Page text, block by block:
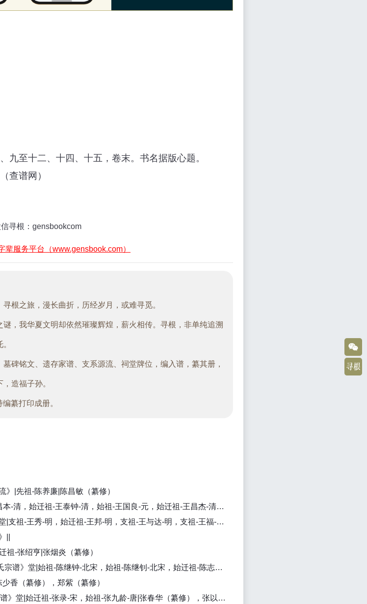
九至十二、十四、十五，卷末。书名据版心题。
查谱网）
寻根：gensbookcom
辈服务平台（www.gensbook.com）
根之旅，漫长曲折，历经岁月，或难寻觅。
，我华夏文明却依然璀璨辉煌，薪火相传。寻根，非单纯追溯
碑铭文、遗存家谱、支系源流、祠堂牌位，编入谱，纂其册，
造福子孙。
纂打印成册。
|先祖-陈养廉|陈昌敏（纂修）
安徽 2013年《王氏宗谱》怡庆堂|始迁祖-王昌本-清，始迁祖-王泰钟-清，始祖-王国良-元，始迁祖-王昌杰-清，始迁祖-王昌达-清|王正亚（主编）
安徽合肥市肥东县 2016年《王氏宗谱》三槐堂|支祖-王秀-明，始迁祖-王邦-明，支祖-王与达-明，支祖-王福-明，支祖-王冈-明|王恒兴（主编）
||
祖-张绍亨|张烟炎（纂修）
江西九江市湖口县 民国36年(1947)《义门陈氏宗谱》堂|始祖-陈继钟-北宋，始祖-陈继钊-北宋，始迁祖-陈志宁-南宋，始迁祖-陈絃英-南宋，始祖-陈守宗-北宋，始迁祖-陈文耀-南宋|陈柏春（纂修），陈士鑫（纂修）
香（纂修），郑紫（纂修）
福建三明市建宁县 清光绪2年(1876)《张氏族谱》堂|始迁祖-张录-宋，始祖-张九龄-唐|张春华（纂修），张以行（纂修）